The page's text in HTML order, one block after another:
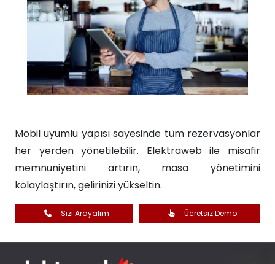
Mobil uyumlu yapısı sayesinde tüm rezervasyonlar
her yerden yönetilebilir. Elektraweb ile misafir
memnuniyetini artırın, masa yönetimini
kolaylaştırın, gelirinizi yükseltin.​​
Sizi Arayalım Ücretsiz Demo